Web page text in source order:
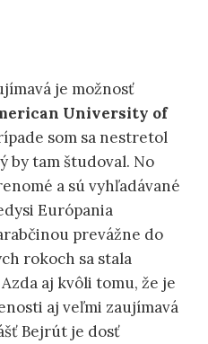
je možnosť
University of
som sa nestretol
by tam študoval. No
a sú vyhľadávané
Európania
prevážne do
rokoch sa stala
aj kvôli tomu, že je
aj veľmi zaujímavá
Bejrút je dosť